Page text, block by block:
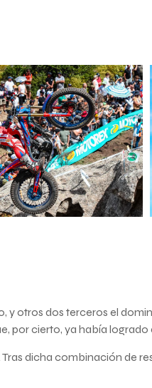
otros dos terceros el
por cierto, ya había
dicha combinación de